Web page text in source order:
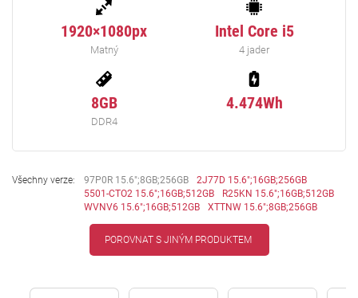
1920×1080px
Matný
Intel Core i5
4 jader
8GB
DDR4
4.474Wh
Všechny verze: 97P0R 15.6";8GB;256GB
2J77D 15.6";16GB;256GB
5501-CTO2 15.6";16GB;512GB
R25KN 15.6";16GB;512GB
WVNV6 15.6";16GB;512GB
XTTNW 15.6";8GB;256GB
POROVNAT S JINÝM PRODUKTEM